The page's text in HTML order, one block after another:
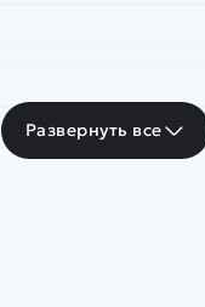
Развернуть все